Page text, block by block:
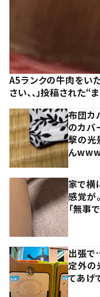
A5ランクの牛肉をい
さい、、」投稿された
布団カ
のカバ
撃の光
んwww
家で横
感覚が
「無事
出張
定外の
てあげ